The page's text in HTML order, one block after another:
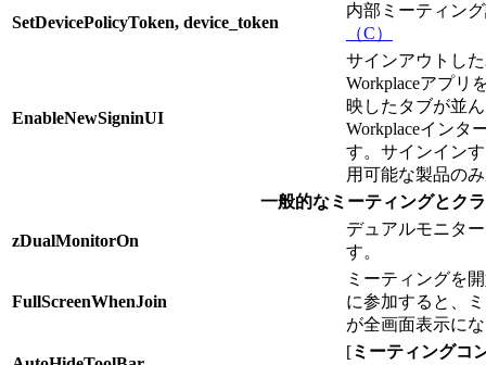
SetDevicePolicyToken, device_token
内部ミーティン
（C）
EnableNewSigninUI
サインアウトし
Workplaceアプリ
映したタブが並
Workplaceインタ
す。サインイン
用可能な製品の
一般的なミーティングとク
zDualMonitorOn
デュアルモニタ
す。
FullScreenWhenJoin
ミーティングを
に参加すると、
が全画面表示に
[ミーティングコ